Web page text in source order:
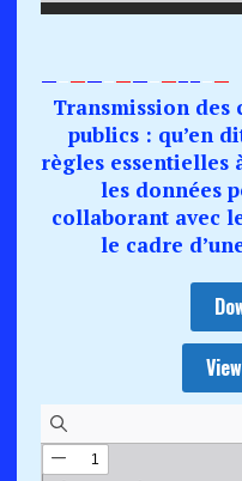
—–——–——–—–––—
Transmission des
publics : qu’en
règles essentielles
les données
collaborant avec
le cadre